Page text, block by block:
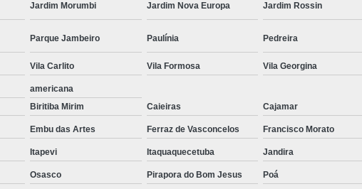
Jardim Morumbi Jardim Nova Europa Jardim Rossin
Parque Jambeiro Paulínia Pedreira
Vila Carlito Vila Formosa Vila Georgina
americana
Biritiba Mirim Caieiras Cajamar
Embu das Artes Ferraz de Vasconcelos Francisco Morato
Itapevi Itaquaquecetuba Jandira
Osasco Pirapora do Bom Jesus Poá